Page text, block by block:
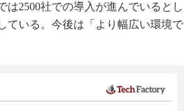
2500社での導入が進んでいるとし
ている。今後は「より幅広い環境で